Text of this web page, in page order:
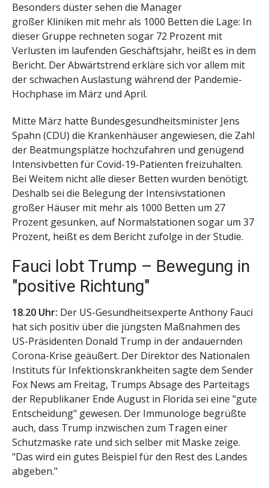
Besonders düster sehen die Manager
großer Kliniken mit mehr als 1000 Betten die Lage: In
dieser Gruppe rechneten sogar 72 Prozent mit
Verlusten im laufenden Geschäftsjahr, heißt es in dem
Bericht. Der Abwärtstrend erkläre sich vor allem mit
der schwachen Auslastung während der Pandemie-
Hochphase im März und April.
Mitte März hatte Bundesgesundheitsminister Jens
Spahn (CDU) die Krankenhäuser angewiesen, die Zahl
der Beatmungsplätze hochzufahren und genügend
Intensivbetten für Covid-19-Patienten freizuhalten.
Bei Weitem nicht alle dieser Betten wurden benötigt.
Deshalb sei die Belegung der Intensivstationen
großer Häuser mit mehr als 1000 Betten um 27
Prozent gesunken, auf Normalstationen sogar um 37
Prozent, heißt es dem Bericht zufolge in der Studie.
Fauci lobt Trump – Bewegung in
"positive Richtung"
18.20 Uhr: Der US-Gesundheitsexperte Anthony Fauci
hat sich positiv über die jüngsten Maßnahmen des
US-Präsidenten Donald Trump in der andauernden
Corona-Krise geäußert. Der Direktor des Nationalen
Instituts für Infektionskrankheiten sagte dem Sender
Fox News am Freitag, Trumps Absage des Parteitags
der Republikaner Ende August in Florida sei eine "gute
Entscheidung" gewesen. Der Immunologe begrüßte
auch, dass Trump inzwischen zum Tragen einer
Schutzmaske rate und sich selber mit Maske zeige.
"Das wird ein gutes Beispiel für den Rest des Landes
abgeben."